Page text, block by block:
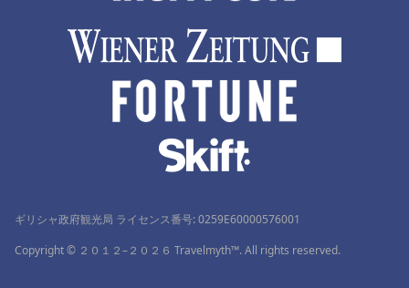
ギリシャ政府観光局 ライセンス番号: 0259Ε60000576001
Copyright © ２０１２–２０２６ Travelmyth™. All rights reserved.